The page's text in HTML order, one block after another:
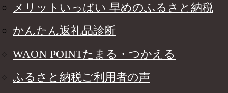
メリットいっぱい 早めのふるさと納税
かんたん返礼品診断
WAON POINTたまる・つかえる
ふるさと納税ご利用者の声